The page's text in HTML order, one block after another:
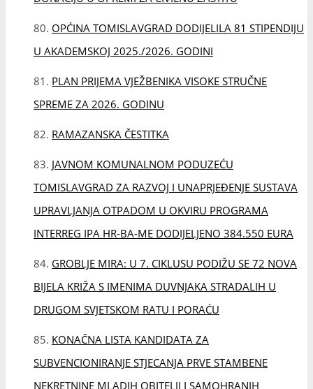
UPRAVLJANJA OTPADOM U OKVIRU PROGRAMA
INTERREG IPA HR-BA-ME DODIJELJENO 384.550 EURA
GROBLJE MIRA: U 7. CIKLUSU PODIŽU SE 72 NOVA
BIJELA KRIŽA S IMENIMA DUVNJAKA STRADALIH U
DRUGOM SVJETSKOM RATU I PORAĆU
KONAČNA LISTA KANDIDATA ZA
SUBVENCIONIRANJE STJECANJA PRVE STAMBENE
NEKRETNINE MLADIH OBITELJI I SAMOHRANIH
RODITELJA NA PODRUČJU OPĆINE TOMISLAVGRAD
OBAVIJEST O POTPISIVANJU UGOVORA ZA DODJELU
STIPENDIJA OPĆINE TOMISLAVGRAD
NASTAVAK RADOVA NA BOBARI
POSJET SPOMEN SOBI DOMOVINSKOGA RATA SINJA
I CETINSKE KRAJINE